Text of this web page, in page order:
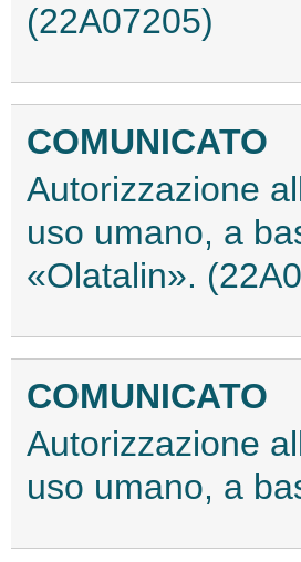
(22A07205)
COMUNICATO
Autorizzazione
uso umano, a
«Olatalin».
COMUNICATO
Autorizzazione
uso umano, a